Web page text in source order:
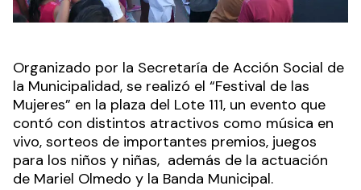
Organizado por la Secretaría de Acción Social de
la Municipalidad, se realizó el “Festival de las
Mujeres” en la plaza del Lote 111, un evento que
contó con distintos atractivos como música en
vivo, sorteos de importantes premios, juegos
para los niños y niñas, además de la actuación
de Mariel Olmedo y la Banda Municipal.